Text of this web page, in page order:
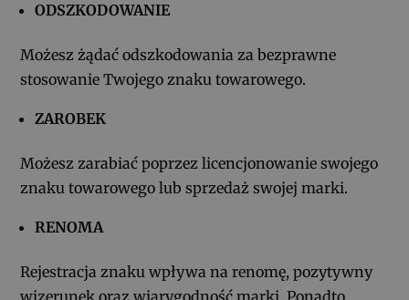
ODSZKODOWANIE
Możesz żądać odszkodowania za bezprawne
stosowanie Twojego znaku towarowego.
ZAROBEK
Możesz zarabiać poprzez licencjonowanie swojego
znaku towarowego lub sprzedaż swojej marki.
RENOMA
Rejestracja znaku wpływa na renomę, pozytywny